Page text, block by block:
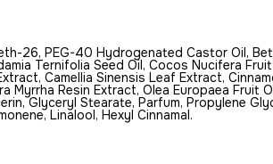
26, PEG-40 Hydrogenated Castor Oil,
Ternifolia Seed Oil, Cocos Nucifera
Camellia Sinensis Leaf Extract,
Myrrha Resin Extract, Olea Europaea Fruit
Glyceryl Stearate, Parfum, Propylene
Linalool, Hexyl Сinnamal.